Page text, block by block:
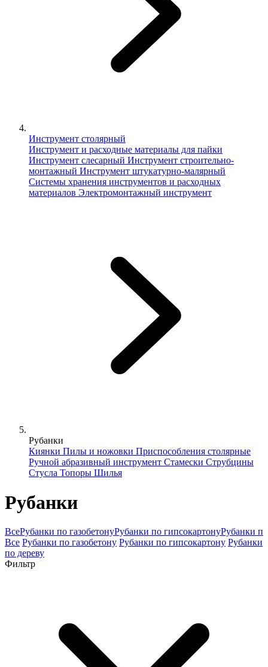
Инструмент столярный
Инструмент и расходные материалы для пайки
Инструмент слесарный Инструмент строительно-
монтажный Инструмент штукатурно-малярный
Сиcтемы хранения инструментов и расходных
материалов Электромонтажный инструмент
Рубанки
Киянки Пилы и ножовки Приспособления столярные
Ручной абразивный инструмент Стамески Струбцины
Стусла Топоры Шилья
Рубанки
ВсеРубанки по газобетонуРубанки по гипсокартонуРубанки
Все Рубанки по газобетону Рубанки по гипсокартону Рубанки
по дереву
Фильтр